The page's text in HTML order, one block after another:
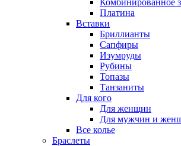
Комбинированное
Платина
Вставки
Бриллианты
Сапфиры
Изумруды
Рубины
Топазы
Танзаниты
Для кого
Для женщин
Для мужчин и
Все колье
Браслеты